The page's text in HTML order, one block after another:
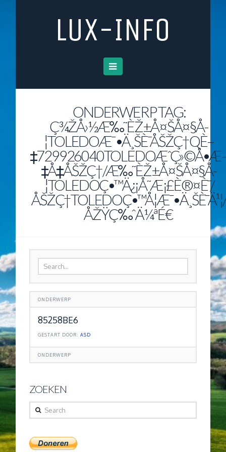
LUX-INFO
Navigation
ONDERWERP TAG:
Ç¾ŽÅ›½Æ‰˜ÈŽ±Å¤ŠÅ¤§Å­
¦TOLEDOÆ¯•Ä¸ŠÈ¯ÅŠŽÇ†QÈ–
‡Å‡­ÅŠŽÇ†/Æ‰˜ÈŽ±Å¤ŠÅ¤§Å­
¦TOLEDOÇ•™Ä¿¡Å­˜Æ¡£È®¤È¯/
ÅŽŸÇ‰ˆÄ¼ªÉ€
ONDERWERP
85258BE6
GESTART DOOR:ASD
ONDERWERP
ZOEKEN
Search